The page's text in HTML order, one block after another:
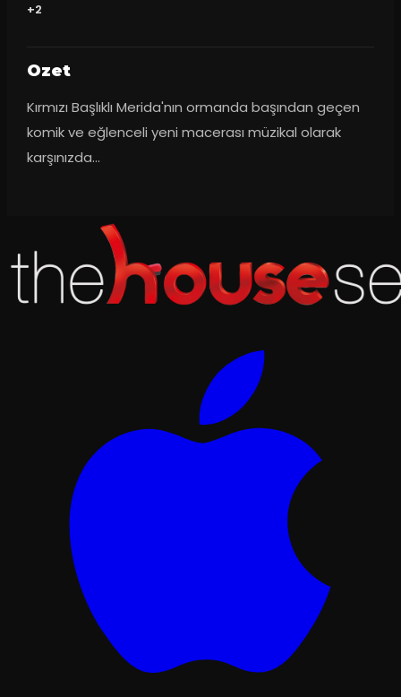
+2
Ozet
Kırmızı Başlıklı Merida'nın ormanda başından geçen
komik ve eğlenceli yeni macerası müzikal olarak
karşınızda...